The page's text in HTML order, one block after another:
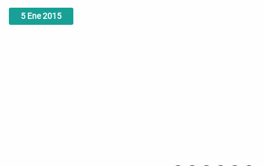
5 Ene2015